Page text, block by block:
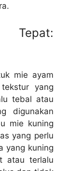
Tepat:
mie ayam
yang
tebal atau
digunakan
mie kuning
yang perlu
yang kuning
atau terlalu